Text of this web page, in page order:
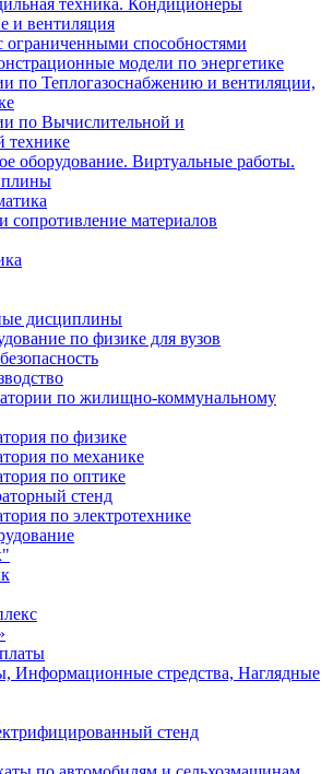
техника. Кондиционеры
и вентиляция
способностями
модели по энергетике
по Теплогазоснабжению и вентиляции,
по Вычислительной и
технике
оборудование. Виртуальные работы.
сопротивление материалов
дисциплины
по физике для вузов
по жилищно-коммунальному
по физике
по механике
по оптике
стенд
по электротехнике
Информационные стредства, Наглядные
стенд